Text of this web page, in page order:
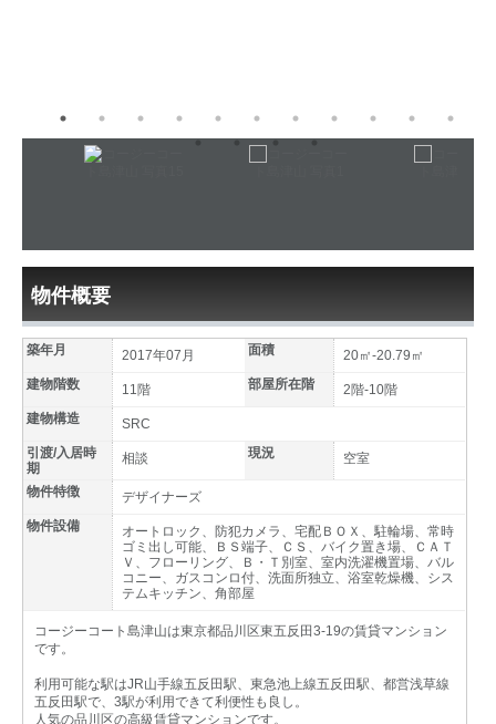
物件概要
築年月 2017年07月 面積
20㎡-20.79㎡
建物階数
11階 部屋所在階
2階-10階
建物構造
SRC
引渡/入居時
期
相談 現況 空室
物件特徴
デザイナーズ
物件設備
オートロック、防犯カメラ、宅配ＢＯＸ、駐輪場、常時
ゴミ出し可能、ＢＳ端子、ＣＳ、バイク置き場、ＣＡＴ
Ｖ、フローリング、Ｂ・Ｔ別室、室内洗濯機置場、バル
コニー、ガスコンロ付、洗面所独立、浴室乾燥機、シス
テムキッチン、角部屋
コージーコート島津山は東京都品川区東五反田3-19の賃貸マンション
です。
利用可能な駅はJR山手線五反田駅、東急池上線五反田駅、都営浅草線
五反田駅で、3駅が利用できて利便性も良し。
人気の品川区の高級賃貸マンションです。